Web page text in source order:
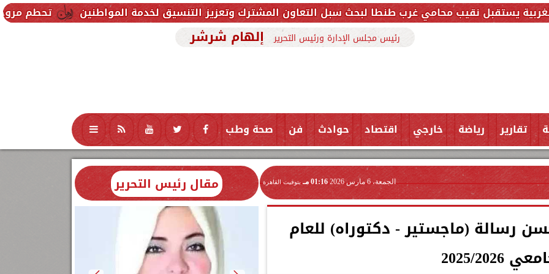
تحطم مروحية أثناء مكافحة محامي غرب طنطا لبحث سبل التعاون المشترك وتعزيز التنسيق لخدمة المواطنين
رئيس مجلس الإدارة ورئيس التحرير إلهام شرشر
تقارير رياضة خارجي اقتصاد حوادث فن صحة وطب تكنولوجيا منوعات محافظات
الجمعة، 6 مارس 2026 01:16 مـ بتوقيت القاهرة
رسالة (ماجستير - دكتوراه) للعام
2025/2026
مقال رئيس التحرير